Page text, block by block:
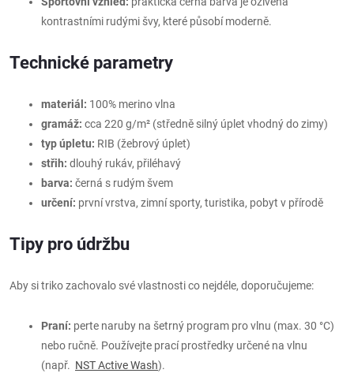
kontrastními rudými švy, které působí moderně.
Technické parametry
materiál: 100% merino vlna
gramáž: cca 220 g/m² (středně silný úplet vhodný do zimy)
typ úpletu: RIB (žebrový úplet)
střih: dlouhý rukáv, přiléhavý
barva: černá s rudým švem
určení: první vrstva, zimní sporty, turistika, pobyt v přírodě
Tipy pro údržbu
Aby si triko zachovalo své vlastnosti co nejdéle, doporučujeme:
Praní: perte naruby na šetrný program pro vlnu (max. 30 °C)
nebo ručně. Používejte prací prostředky určené na vlnu
(např. NST Active Wash).